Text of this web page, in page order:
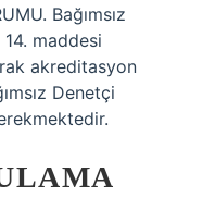
Bağımsız
maddesi
akreditasyon
Denetçi